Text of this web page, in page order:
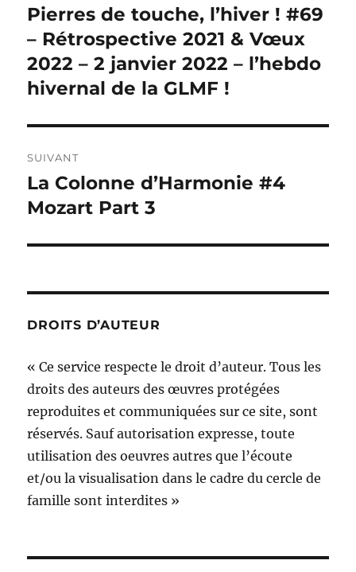
de
l’article
Publication
précédente :
Pierres de touche, l’hiver ! #69
– Rétrospective 2021 & Vœux
2022 – 2 janvier 2022 – l’hebdo
hivernal de la GLMF !
SUIVANT
Publication
suivante :
La Colonne d’Harmonie #4
Mozart Part 3
DROITS D’AUTEUR
« Ce service respecte le droit d’auteur. Tous les
droits des auteurs des œuvres protégées
reproduites et communiquées sur ce site, sont
réservés. Sauf autorisation expresse, toute
utilisation des oeuvres autres que l’écoute
et/ou la visualisation dans le cadre du cercle de
famille sont interdites »